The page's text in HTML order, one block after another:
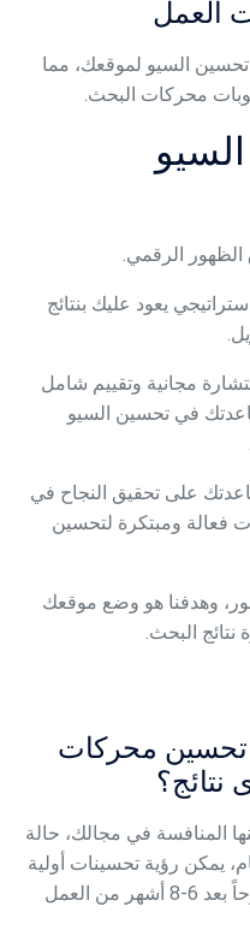
العمل
السيو لموقعك، مما
محركات البحث.
الرقمي.
يعود عليك بنتائج
مجانية وتقييم شامل
في تحسين السيو
على تحقيق النجاح في
فعالة ومبتكرة لتحسين
وهدفنا هو وضع موقعك
البحث.
محركات
المنافسة في مجالك، حالة
يمكن رؤية تحسينات أولية
خلال 3-4 أشهر، مع نتائج أكثر وضوحاً بعد 6-8 أشهر من العمل